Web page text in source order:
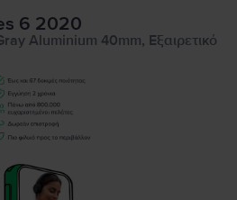
6 2020
Aluminium 40mm, Εξαιρετικό